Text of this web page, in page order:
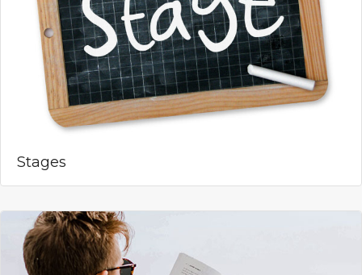
Stages